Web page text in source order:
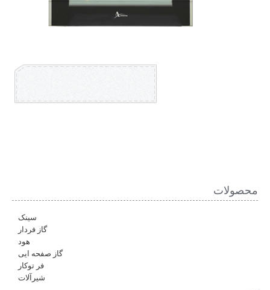
محصولات
سینک
گاز فردار
هود
گاز صفحه ایی
فر توکار
شیرآلات